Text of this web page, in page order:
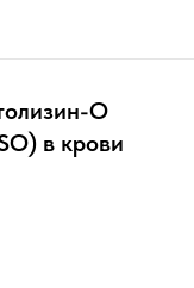
О
в крови